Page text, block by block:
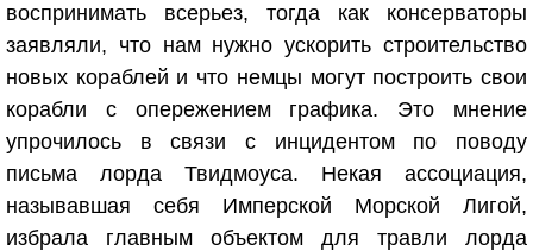
воспринимать всерьез, тогда как консерваторы
заявляли, что нам нужно ускорить строительство
новых кораблей и что немцы могут построить свои
корабли с опережением графика. Это мнение
упрочилось в связи с инцидентом по поводу
письма лорда Твидмоуса. Некая ассоциация,
называвшая себя Имперской Морской Лигой,
избрала главным объектом для травли лорда